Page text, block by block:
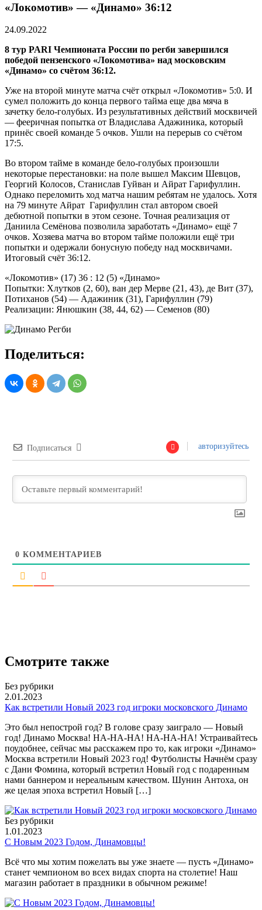
«Локомотив» — «Динамо» 36:12
24.09.2022
8 тур PARI Чемпионата России по регби завершился
победой пензенского «Локомотива» над московским
«Динамо» со счётом 36:12.
Уже на второй минуте матча счёт открыл «Локомотив» 5:0. И
сумел положить до конца первого тайма еще два мяча в
зачетку бело-голубых. Из результативных действий москвичей
— фееричная попытка от Владислава Адажиника, который
принёс своей команде 5 очков. Ушли на перерыв со счётом
17:5.
Во втором тайме в команде бело-голубых произошли
некоторые перестановки: на поле вышел Максим Шевцов,
Георгий Колосов, Станислав Гуйван и Айрат Гарифуллин.
Однако переломить ход матча нашим ребятам не удалось. Хотя
на 79 минуте Айрат Гарифуллин стал автором своей
дебютной попытки в этом сезоне. Точная реализация от
Даниила Семёнова позволила заработать «Динамо» ещё 7
очков. Хозяева матча во втором тайме положили ещё три
попытки и одержали бонусную победу над москвичами.
Итоговый счёт 36:12.
«Локомотив» (17) 36 : 12 (5) «Динамо»
Попытки: Хлутков (2, 60), ван дер Мерве (21, 43), де Вит (37),
Потиханов (54) — Адажиник (31), Гарифуллин (79)
Реализации: Янюшкин (38, 44, 62) — Семенов (80)
Поделиться:
Подписаться авторизуйтесь
0 КОММЕНТАРИЕВ
Смотрите также
Без рубрики
2.01.2023
Как встретили Новый 2023 год игроки московского Динамо
Это был непострой год? В голове сразу заиграло — Новый
год! Динамо Москва! НА-НА-НА! НА-НА-НА! Устраивайтесь
поудобнее, сейчас мы расскажем про то, как игроки «Динамо»
Москва встретили Новый 2023 год! Футболисты Начнём сразу
с Дани Фомина, который встретил Новый год с подаренным
нами баннером и нереальным качеством. Шунин Антоха, он
же целая эпоха встретил Новый […]
Без рубрики
1.01.2023
С Новым 2023 Годом, Динамовцы!
Всё что мы хотим пожелать вы уже знаете — пусть «Динамо»
станет чемпионом во всех видах спорта на столетие! Наш
магазин работает в праздники в обычном режиме!